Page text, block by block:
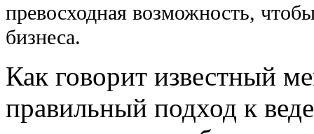
превосходная возможность,
бизнеса.
Как говорит известный
правильный подход к